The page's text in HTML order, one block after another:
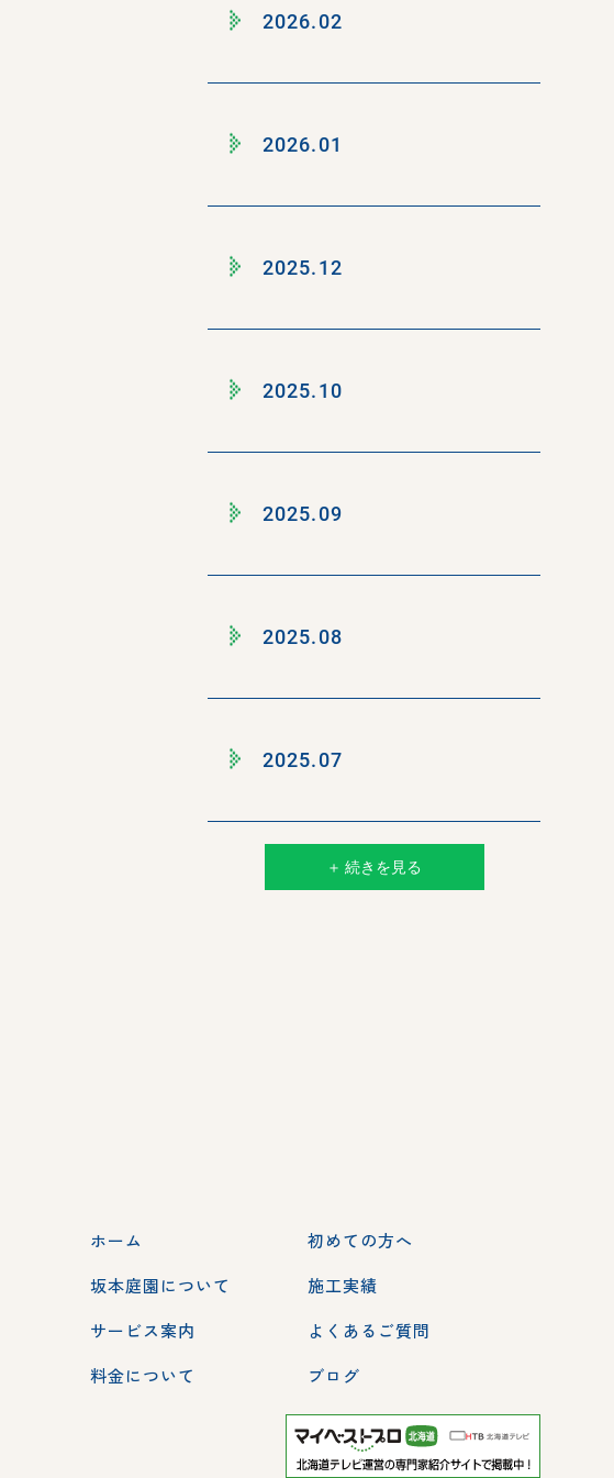
2026.02
2026.01
2025.12
2025.10
2025.09
2025.08
2025.07
＋ 続きを見る
ホーム
坂本庭園について
サービス案内
料金について
初めての方へ
施工実績
よくあるご質問
ブログ